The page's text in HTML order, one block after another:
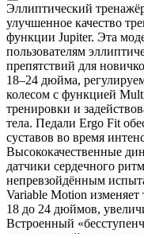
Эллиптический
улучшенное качество
функции Jupiter. Эта
пользователям
препятствий для
18–24 дюйма,
колесом с функцией
тренировки и
тела. Педали Ergo Fit
суставов во время
Высококачественные
датчики сердечного
непревзойдённым
Variable Motion
18 до 24 дюймов,
Встроенный